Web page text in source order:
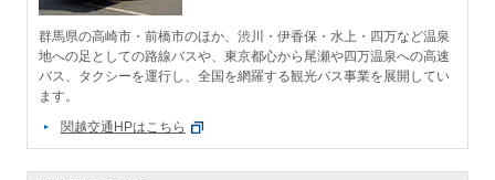
群馬県の高崎市・前橋市のほか、渋川・伊香保・水上・四万など温泉
地への足としての路線バスや、東京都心から尾瀬や四万温泉への高速
バス、タクシーを運行し、全国を網羅する観光バス事業を展開してい
ます。
関越交通HPはこちら